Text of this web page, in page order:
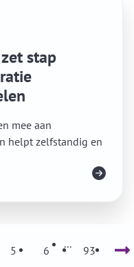
stap
mee aan
helpt zelfstandig en
5 6 ... 93
Volgende